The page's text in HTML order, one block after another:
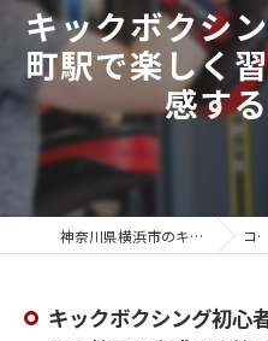
キックボクシ
町駅で楽しく
感す
神奈川県横浜市のキックボクシングならEMB Studio コラム
キックボクシング初心